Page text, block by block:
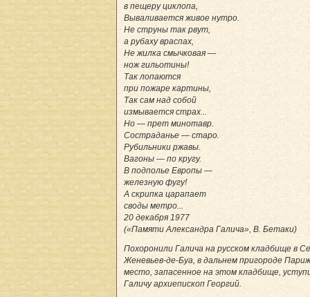
в пещеру циклопа,
Вываливается живое нутро.
Не струны так рвут,
а рубаху враспах,
Не жилка смычковая —
нож гильотины!
Так лопаются
при пожаре картины,
Так сам над собой
измывается страх...
Но — прет минотавр.
Состраданье — старо.
Рубильники ржавы.
Вагоны — по кругу.
В подполье Европы —
железную фугу!
А скрипка царапает
своды метро...
20 декабря 1977
(«Памяти Александра Галича», В. Бетаки)
Похоронили Галича на русском кладбище в
Женевьев-де-Буа, в дальнем пригороде
место, запасенное на этом кладбище,
Галичу архиепископ Георгий.